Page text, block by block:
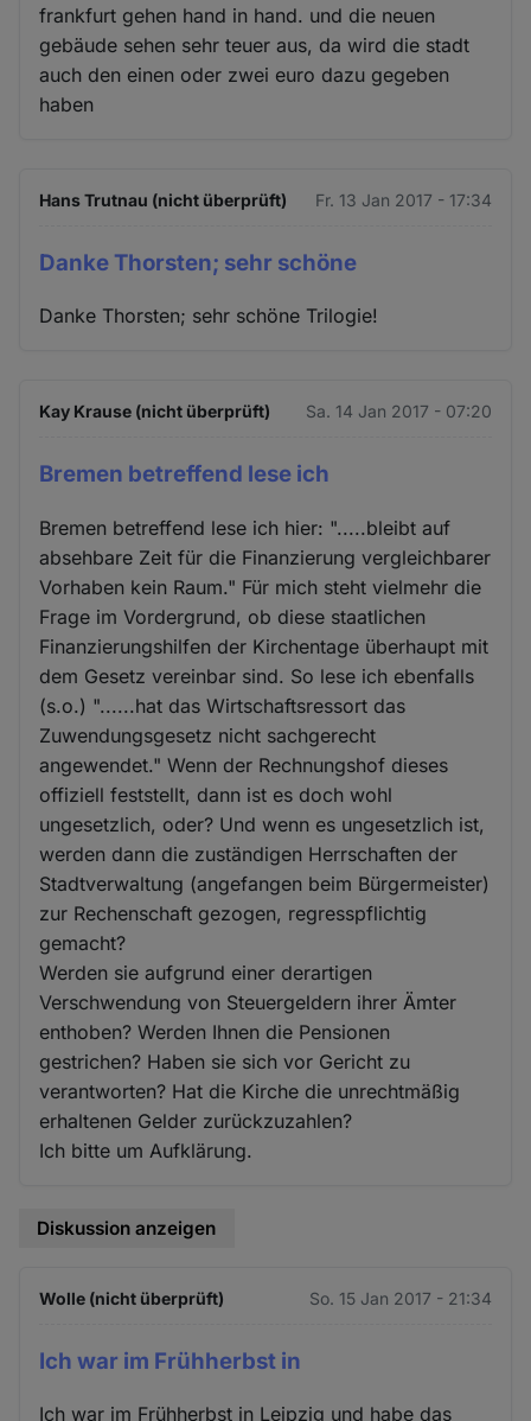
frankfurt gehen hand in hand. und die neuen
gebäude sehen sehr teuer aus, da wird die stadt
auch den einen oder zwei euro dazu gegeben
haben
Hans Trutnau (nicht überprüft) Fr. 13 Jan 2017 - 17:34
Danke Thorsten; sehr schöne
Danke Thorsten; sehr schöne Trilogie!
Kay Krause (nicht überprüft) Sa. 14 Jan 2017 - 07:20
Bremen betreffend lese ich
Bremen betreffend lese ich hier: ".....bleibt auf
absehbare Zeit für die Finanzierung vergleichbarer
Vorhaben kein Raum." Für mich steht vielmehr die
Frage im Vordergrund, ob diese staatlichen
Finanzierungshilfen der Kirchentage überhaupt mit
dem Gesetz vereinbar sind. So lese ich ebenfalls
(s.o.) "......hat das Wirtschaftsressort das
Zuwendungsgesetz nicht sachgerecht
angewendet." Wenn der Rechnungshof dieses
offiziell feststellt, dann ist es doch wohl
ungesetzlich, oder? Und wenn es ungesetzlich ist,
werden dann die zuständigen Herrschaften der
Stadtverwaltung (angefangen beim Bürgermeister)
zur Rechenschaft gezogen, regresspflichtig
gemacht?
Werden sie aufgrund einer derartigen
Verschwendung von Steuergeldern ihrer Ämter
enthoben? Werden Ihnen die Pensionen
gestrichen? Haben sie sich vor Gericht zu
verantworten? Hat die Kirche die unrechtmäßig
erhaltenen Gelder zurückzuzahlen?
Ich bitte um Aufklärung.
Diskussion anzeigen
Wolle (nicht überprüft) So. 15 Jan 2017 - 21:34
Ich war im Frühherbst in
Ich war im Frühherbst in Leipzig und habe das